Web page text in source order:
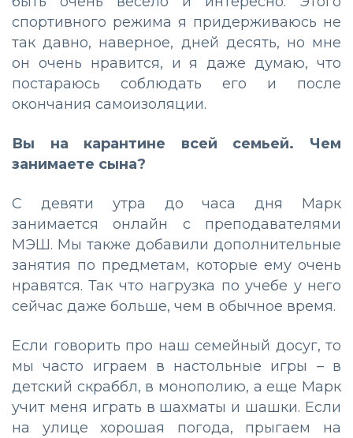
спортивного режима я придерживаюсь не
так давно, наверное, дней десять, но мне
он очень нравится, и я даже думаю, что
постараюсь соблюдать его и после
окончания самоизоляции.
Вы на карантине всей семьей. Чем
занимаете сына?
С девяти утра до часа дня Марк
занимается онлайн с преподавателями
МЭШ. Мы также добавили дополнительные
занятия по предметам, которые ему очень
нравятся. Так что нагрузка по учебе у него
сейчас даже больше, чем в обычное время.
Если говорить про наш семейный досуг, то
мы часто играем в настольные игры – в
детский скраббл, в монополию, а еще Марк
учит меня играть в шахматы и шашки. Если
на улице хорошая погода, прыгаем на